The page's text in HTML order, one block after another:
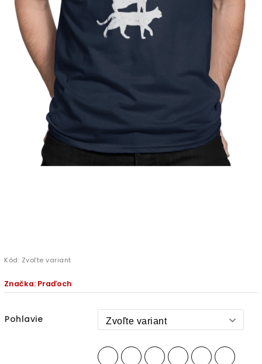
Kód: Zvoľte variant
Značka: Praďoch
Pohlavie